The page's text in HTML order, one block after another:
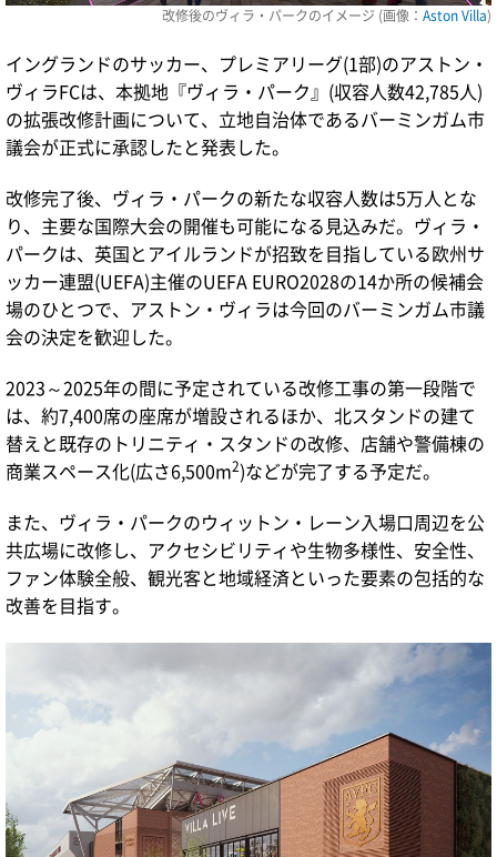
改修後のヴィラ・パークのイメージ (画像： Aston Villa)
イングランドのサッカー、プレミアリーグ(1部)のアストン・
ヴィラFCは、本拠地『ヴィラ・パーク』(収容人数42,785人)
の拡張改修計画について、立地自治体であるバーミンガム市
議会が正式に承認したと発表した。
改修完了後、ヴィラ・パークの新たな収容人数は5万人とな
り、主要な国際大会の開催も可能になる見込みだ。ヴィラ・
パークは、英国とアイルランドが招致を目指している欧州サ
ッカー連盟(UEFA)主催のUEFA EURO2028の14か所の候補会
場のひとつで、アストン・ヴィラは今回のバーミンガム市議
会の決定を歓迎した。
2023～2025年の間に予定されている改修工事の第一段階で
は、約7,400席の座席が増設されるほか、北スタンドの建て
替えと既存のトリニティ・スタンドの改修、店舗や警備棟の
商業スペース化(広さ6,500m2)などが完了する予定だ。
また、ヴィラ・パークのウィットン・レーン入場口周辺を公
共広場に改修し、アクセシビリティや生物多様性、安全性、
ファン体験全般、観光客と地域経済といった要素の包括的な
改善を目指す。